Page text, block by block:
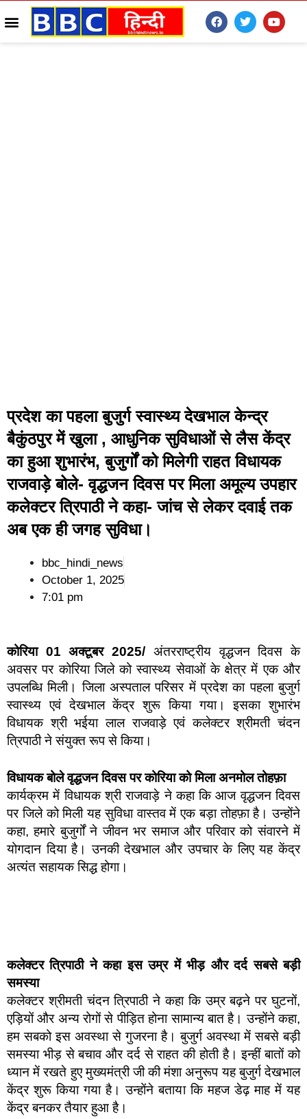
प्रदेश का पहला बुजुर्ग स्वास्थ्य देखभाल केन्द्र
बैकुंठपुर में खुला , आधुनिक सुविधाओं से लैस केंद्र
का हुआ शुभारंभ, बुजुर्गों को मिलेगी राहत विधायक
राजवाड़े बोले- वृद्धजन दिवस पर मिला अमूल्य उपहार
कलेक्टर त्रिपाठी ने कहा- जांच से लेकर दवाई तक
अब एक ही जगह सुविधा।
bbc_hindi_news
October 1, 2025
7:01 pm
कोरिया 01 अक्टूबर 2025/ अंतरराष्ट्रीय वृद्धजन दिवस के
अवसर पर कोरिया जिले को स्वास्थ्य सेवाओं के क्षेत्र में एक और
उपलब्धि मिली। जिला अस्पताल परिसर में प्रदेश का पहला बुजुर्ग
स्वास्थ्य एवं देखभाल केंद्र शुरू किया गया। इसका शुभारंभ
विधायक श्री भईया लाल राजवाड़े एवं कलेक्टर श्रीमती चंदन
त्रिपाठी ने संयुक्त रूप से किया।
विधायक बोले वृद्धजन दिवस पर कोरिया को मिला अनमोल तोहफ़ा
कार्यक्रम में विधायक श्री राजवाड़े ने कहा कि आज वृद्धजन दिवस
पर जिले को मिली यह सुविधा वास्तव में एक बड़ा तोहफ़ा है। उन्होंने
कहा, हमारे बुजुर्गों ने जीवन भर समाज और परिवार को संवारने में
योगदान दिया है। उनकी देखभाल और उपचार के लिए यह केंद्र
अत्यंत सहायक सिद्ध होगा।
कलेक्टर त्रिपाठी ने कहा इस उम्र में भीड़ और दर्द सबसे बड़ी
समस्या
कलेक्टर श्रीमती चंदन त्रिपाठी ने कहा कि उम्र बढ़ने पर घुटनों,
एड़ियों और अन्य रोगों से पीड़ित होना सामान्य बात है। उन्होंने कहा,
हम सबको इस अवस्था से गुजरना है। बुजुर्ग अवस्था में सबसे बड़ी
समस्या भीड़ से बचाव और दर्द से राहत की होती है। इन्हीं बातों को
ध्यान में रखते हुए मुख्यमंत्री जी की मंशा अनुरूप यह बुजुर्ग देखभाल
केंद्र शुरू किया गया है। उन्होंने बताया कि महज डेढ़ माह में यह
केंद्र बनकर तैयार हुआ है।